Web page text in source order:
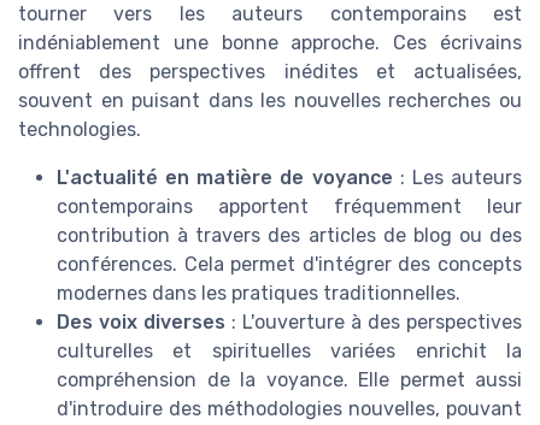
tourner vers les auteurs contemporains est
indéniablement une bonne approche. Ces écrivains
offrent des perspectives inédites et actualisées,
souvent en puisant dans les nouvelles recherches ou
technologies.
L'actualité en matière de voyance : Les auteurs
contemporains apportent fréquemment leur
contribution à travers des articles de blog ou des
conférences. Cela permet d'intégrer des concepts
modernes dans les pratiques traditionnelles.
Des voix diverses : L'ouverture à des perspectives
culturelles et spirituelles variées enrichit la
compréhension de la voyance. Elle permet aussi
d'introduire des méthodologies nouvelles, pouvant